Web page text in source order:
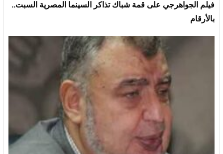
فيلم الجواهرجي على قمة شباك تذاكر السينما المصرية السبت..
بالأرقام